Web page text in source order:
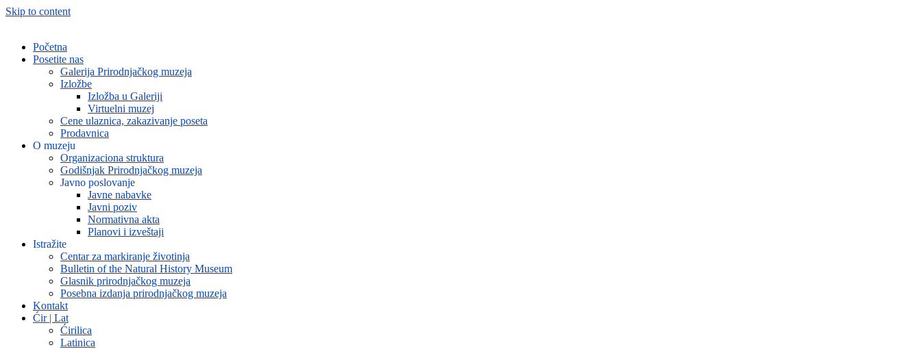
Skip to content
Početna
Posetite nas
Galerija Prirodnjačkog muzeja
Izložbe
Izložba u Galeriji
Virtuelni muzej
Cene ulaznica, zakazivanje poseta
Prodavnica
O muzeju
Organizaciona struktura
Godišnjak Prirodnjačkog muzeja
Javno poslovanje
Javne nabavke
Javni poziv
Normativna akta
Planovi i izveštaji
Istražite
Centar za markiranje životinja
Bulletin of the Natural History Museum
Glasnik prirodnjačkog muzeja
Posebna izdanja prirodnjačkog muzeja
Kontakt
Ćir | Lat
Ćirilica
Latinica